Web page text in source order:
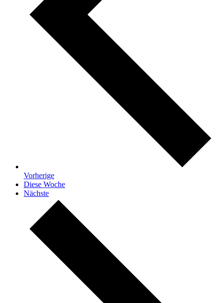
Vorherige
Diese Woche
Nächste